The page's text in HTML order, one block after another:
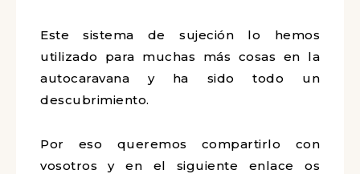
Este sistema de sujeción lo hemos
utilizado para muchas más cosas en la
autocaravana y ha sido todo un
descubrimiento.
Por eso queremos compartirlo con
vosotros y en el siguiente enlace os